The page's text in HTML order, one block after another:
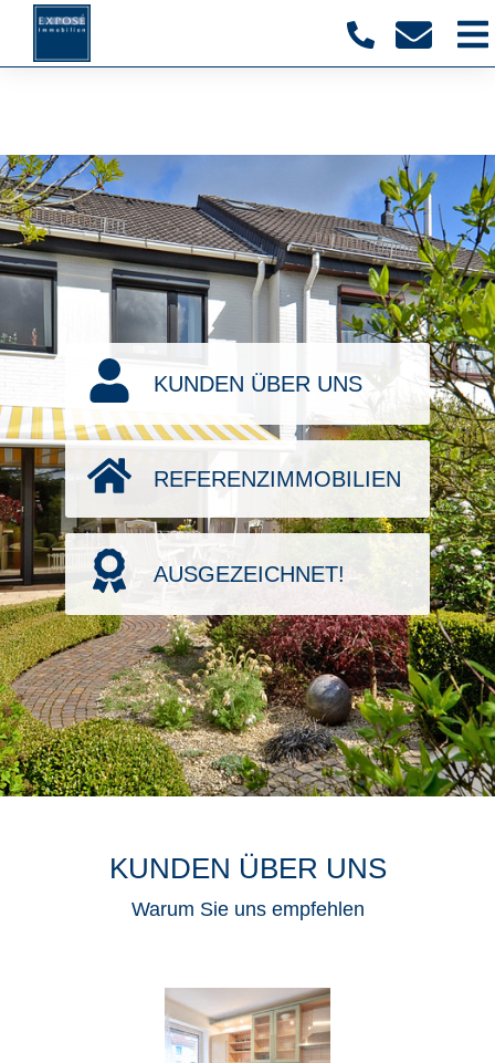
KUNDEN ÜBER UNS
REFERENZIMMOBILIEN
AUSGEZEICHNET!
KUNDEN ÜBER UNS
Warum Sie uns empfehlen